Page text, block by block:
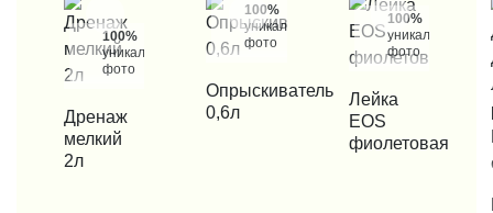
100%
уникальные
фото
КУПИТЬ В 1 КЛИК
Дренаж
мелкий
2л
100%
уникальные
фото
КУПИТЬ В 1 КЛИК
Опрыскиватель
0,6л
100%
уникальные
фото
КУПИТЬ В 1 КЛИК
Лейка
EOS
фиолетовая